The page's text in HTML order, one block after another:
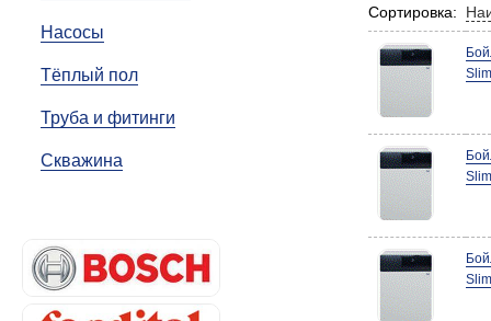
Насосы
Тёплый пол
Труба и фитинги
Скважина
Сортировка: